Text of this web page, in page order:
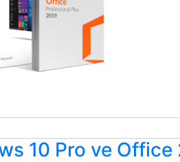
10 Pro ve Office